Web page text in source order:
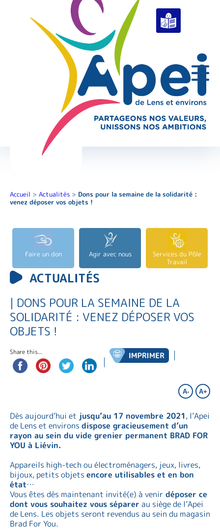
Accueil > Actualités > Dons pour la semaine de la solidarité :
venez déposer vos objets !
Faire un don Agir avec nous
Services du Pôle
Travail
ACTUALITÉS
| DONS POUR LA SEMAINE DE LA
SOLIDARITÉ : VENEZ DÉPOSER VOS
OBJETS !
Share this...
A- A+
Dès aujourd’hui et jusqu’au 17 novembre 2021, l’Apei
de Lens et environs dispose gracieusement d’un
rayon au sein du vide grenier permanent BRAD FOR
YOU à Liévin.
Appareils high-tech ou électroménagers, jeux, livres,
bijoux, petits objets encore utilisables et en bon
état…
Vous êtes dès maintenant invité(e) à venir déposer ce
dont vous souhaitez vous séparer au siège de l’Apei
de Lens. Les objets seront revendus au sein du magasin
Brad For You.